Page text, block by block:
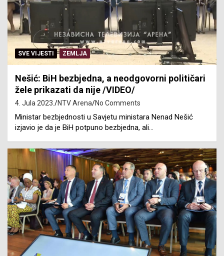
SVE VIJESTI ZEMLJA
Nešić: BiH bezbjedna, a neodgovorni političari
žele prikazati da nije /VIDEO/
4. Jula 2023. NTV Arena No Comments
Ministar bezbjednosti u Savjetu ministara Nenad Nešić
izjavio je da je BiH potpuno bezbjedna, ali…